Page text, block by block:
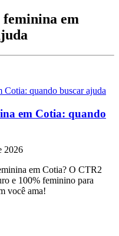
em
em Cotia: quando
2026
em Cotia? O CTR2
e 100% feminino para
você ama!